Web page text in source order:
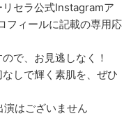
セラ公式Instagramア
フィールに記載の専用応
で、お見逃しなく！
しで輝く素肌を、ぜひ
はございません